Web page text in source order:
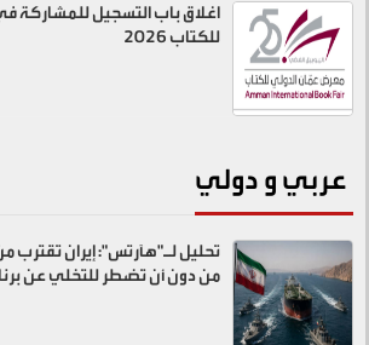
اغلاق باب التسجيل للمشاركة
للكتاب 2026
عربي و دولي
تحليل لـ"هآرتس": إيران تقترب
من دون أن تضطر للتخلي عن